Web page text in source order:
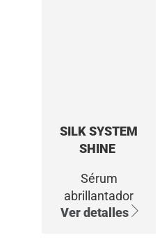
SILK SYSTEM
SHINE
Sérum
abrillantador
Ver detalles